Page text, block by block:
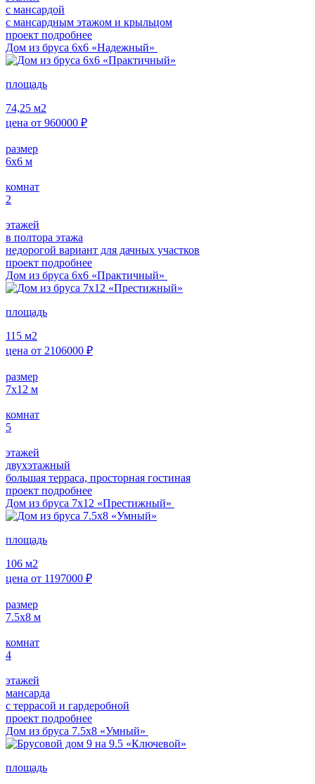
с мансардой
с мансардным этажом и крыльцом
проект подробнее
Дом из бруса 6х6 «Надежный»
площадь
74,25 м2
цена от 960000 ₽
размер
6х6 м
комнат
2
этажей
в полтора этажа
недорогой вариант для дачных участков
проект подробнее
Дом из бруса 6х6 «Практичный»
площадь
115 м2
цена от 2106000 ₽
размер
7х12 м
комнат
5
этажей
двухэтажный
большая терраса, просторная гостиная
проект подробнее
Дом из бруса 7х12 «Престижный»
площадь
106 м2
цена от 1197000 ₽
размер
7.5х8 м
комнат
4
этажей
мансарда
с террасой и гардеробной
проект подробнее
Дом из бруса 7.5х8 «Умный»
площадь